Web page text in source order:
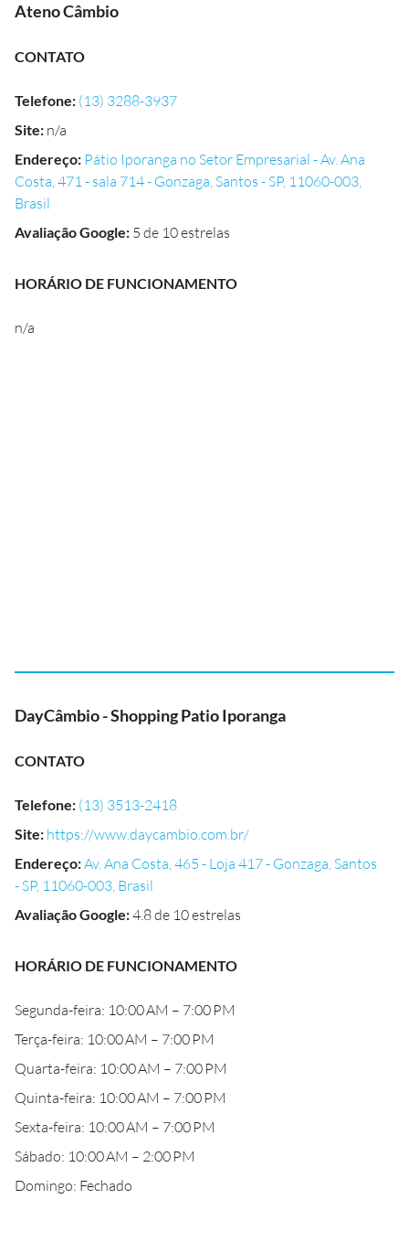
Ateno Câmbio
CONTATO
Telefone: (13) 3288-3937
Site: n/a
Endereço: Pátio Iporanga no Setor Empresarial - Av. Ana
Costa, 471 - sala 714 - Gonzaga, Santos - SP, 11060-003,
Brasil
Avaliação Google: 5 de 10 estrelas
HORÁRIO DE FUNCIONAMENTO
n/a
DayCâmbio - Shopping Patio Iporanga
CONTATO
Telefone: (13) 3513-2418
Site: https://www.daycambio.com.br/
Endereço:Av. Ana Costa, 465 - Loja 417 - Gonzaga, Santos
- SP, 11060-003, Brasil
Avaliação Google:4.8 de 10 estrelas
HORÁRIO DE FUNCIONAMENTO
Segunda-feira: 10:00 AM – 7:00 PM
Terça-feira: 10:00 AM – 7:00 PM
Quarta-feira: 10:00 AM – 7:00 PM
Quinta-feira: 10:00 AM – 7:00 PM
Sexta-feira: 10:00 AM – 7:00 PM
Sábado: 10:00 AM – 2:00 PM
Domingo: Fechado